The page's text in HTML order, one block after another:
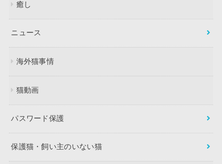
癒し
ニュース
海外猫事情
猫動画
パスワード保護
保護猫・飼い主のいない猫